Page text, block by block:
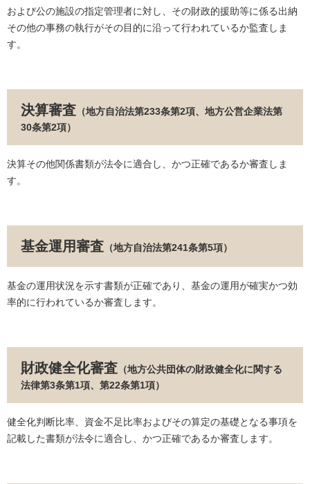
および公の施設の指定管理者に対し、その財政的援助等に係る出納
その他の事務の執行がその目的に沿って行われているか監査しま
す。
決算審査 （地方自治法第233条第2項、地方公営企業法第
30条第2項）
決算その他関係書類が法令に適合し、かつ正確であるか審査しま
す。
基金運用審査 （地方自治法第241条第5項）
基金の運用状況を示す書類が正確であり、基金の運用が確実かつ効
率的に行われているか審査します。
財政健全化審査 （地方公共団体の財政健全化に関する
法律第3条第1項、第22条第1項）
健全化判断比率、資金不足比率およびその算定の基礎となる事項を
記載した書類が法令に適合し、かつ正確であるか審査します。